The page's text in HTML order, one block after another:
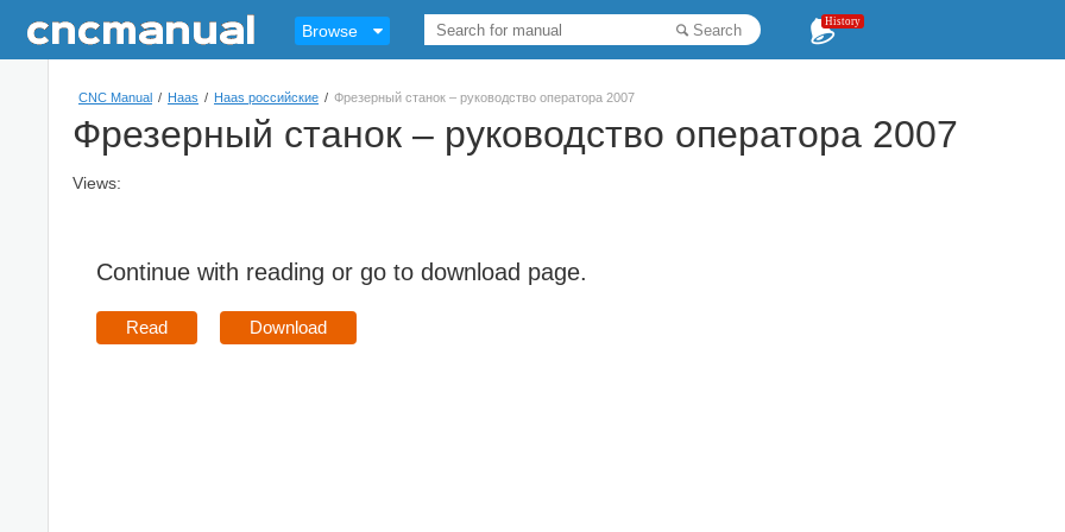
Browse Search History
CNC Manual / Haas / Haas российские / Фрезерный станок – руководство оператора 2007
Фрезерный станок – руководство оператора 2007
Views:
Continue with reading or go to download page.
Read Download